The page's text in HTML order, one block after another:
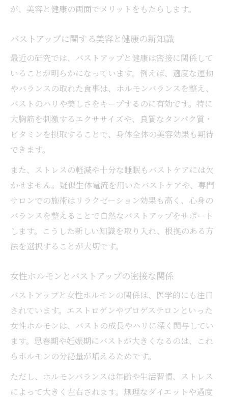
が、美容と健康の両面でメリットをもたらします。
バストアップに関する美容と健康の新知識
最近の研究では、バストアップと健康は密接に関係して
いることが明らかになっています。例えば、適度な運動
やバランスの取れた食事は、ホルモンバランスを整え、
バストのハリや美しさをキープするのに有効です。特に
大胸筋を刺激するエクササイズや、良質なタンパク質・
ビタミンを摂取することで、身体全体の美容効果も期待
できます。
また、ストレスの軽減や十分な睡眠もバストケアには欠
かせません。疑似生体電流を用いたバストケアや、専門
サロンでの施術はリラクゼーション効果も高く、心身の
バランスを整えることで自然なバストアップをサポート
します。こうした新しい知識を取り入れ、根拠のある方
法を選択することが大切です。
女性ホルモンとバストアップの密接な関係
バストアップと女性ホルモンの関係は、医学的にも注目
されています。エストロゲンやプロゲステロンといった
女性ホルモンは、バストの成長やハリに深く関与してい
ます。思春期や妊娠期にバストが大きくなるのは、これ
らホルモンの分泌量が増えるためです。
ただし、ホルモンバランスは年齢や生活習慣、ストレス
によって大きく左右されます。無理なダイエットや過度